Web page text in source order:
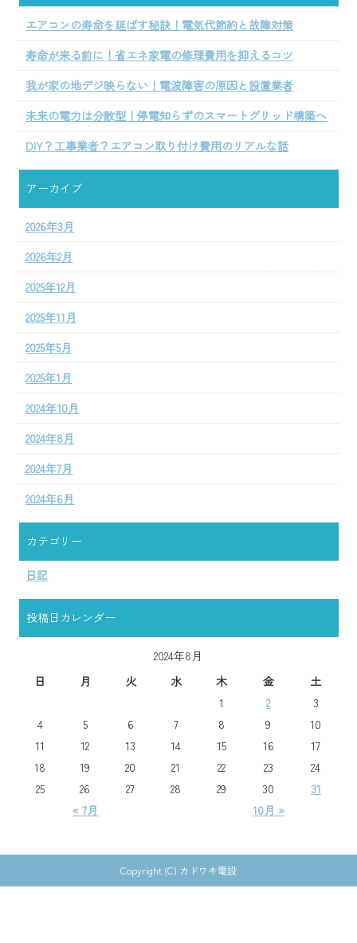
エアコンの寿命を延ばす秘訣！電気代節約と故障対策
寿命が来る前に！省エネ家電の修理費用を抑えるコツ
我が家の地デジ映らない！電波障害の原因と設置業者
未来の電力は分散型！停電知らずのスマートグリッド構築へ
DIY？工事業者？エアコン取り付け費用のリアルな話
アーカイブ
2026年3月
2026年2月
2025年12月
2025年11月
2025年5月
2025年1月
2024年10月
2024年8月
2024年7月
2024年6月
カテゴリー
日記
投稿日カレンダー
2024年8月
日
月 火 水 木 金 土
« 7月 10月 »
1 2
3
4
5 6 7 8 9
10
11
12 13 14 15 16
17
18
19 20 21 22 23
24
25
26 27 28 29 30 31
Copyright (C) カドワキ電設